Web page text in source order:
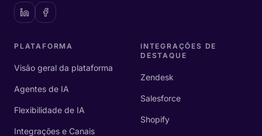
PLATAFORMA
Visão geral da plataforma
Agentes de IA
Flexibilidade de IA
Integrações e Canais
INTEGRAÇÕES DE
DESTAQUE
Zendesk
Salesforce
Shopify